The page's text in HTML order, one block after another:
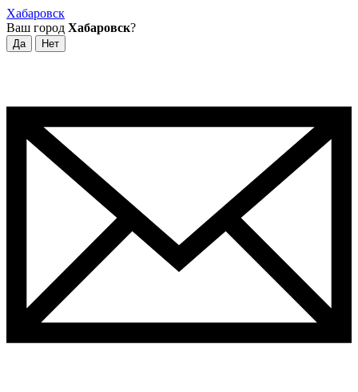
Хабаровск
Ваш город Хабаровск?